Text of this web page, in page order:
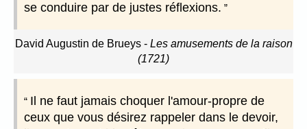
se conduire par de justes réflexions.
David Augustin de Brueys- Les amusements de la raison
(1721)
Il ne faut jamais choquer l'amour-propre de
ceux que vous désirez rappeler dans le devoir,